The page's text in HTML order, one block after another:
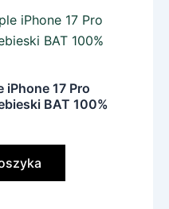
iPhone 17 Pro
BAT 100%